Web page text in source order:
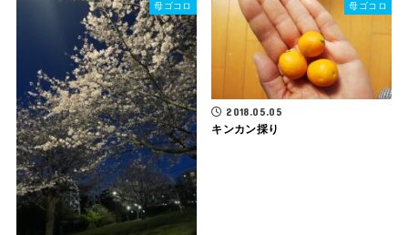
母ゴコロ 母ゴコロ
2018.05.05
キンカン採り